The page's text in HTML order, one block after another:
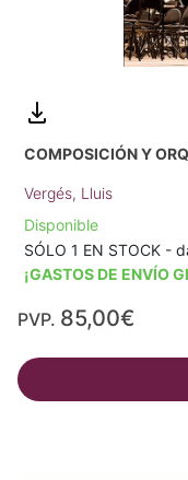
COMPOSICIÓN Y
Vergés, Lluis
Disponible
SÓLO 1 EN STOCK -
¡GASTOS DE ENVÍO
PVP. 85,00€